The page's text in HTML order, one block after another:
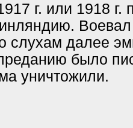
г. или 1918 г.
далее
было
уничтожили.